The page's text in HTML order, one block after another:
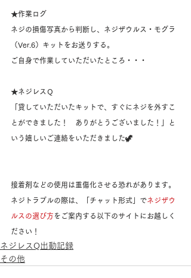
★作業ログ
ネジの損傷写真から判断し、ネジザウルス・モグラ
（Ver.6）キットをお送りする。
ご自身で作業していただいたところ・・・
★ネジレスＱ
「貸していただいたキットで、すぐにネジを外すこ
とができました！　ありがとうございました！」と
いう嬉しいご連絡をいただきました🦖
接着剤などの使用は重傷化させる恐れがあります。
ネジトラブルの際は、「チャット形式」でネジザウ
ルスの選び方 をご案内する以下のサイトにお越しく
ださい！
ネジレスQ出動記録
その他